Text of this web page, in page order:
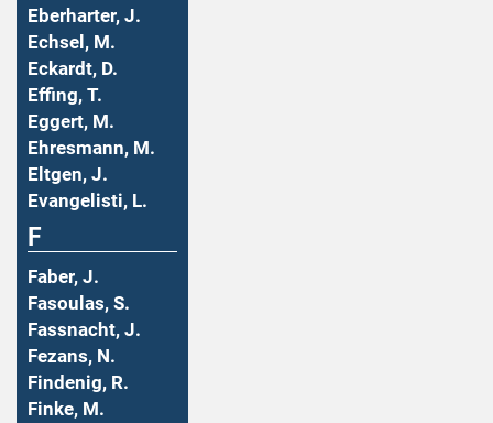
Eberharter, J.
Echsel, M.
Eckardt, D.
Effing, T.
Eggert, M.
Ehresmann, M.
Eltgen, J.
Evangelisti, L.
F
Faber, J.
Fasoulas, S.
Fassnacht, J.
Fezans, N.
Findenig, R.
Finke, M.